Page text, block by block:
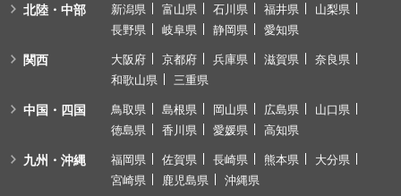
北陸・中部 新潟県 富山県 石川県 福井県
山梨県
長野県
岐阜県 静岡県 愛知県
関西 大阪府 京都府 兵庫県 滋賀県
奈良県
和歌山県
三重県
中国・四国 鳥取県 島根県 岡山県 広島県
山口県
徳島県
香川県 愛媛県 高知県
九州・沖縄 福岡県 佐賀県 長崎県 熊本県
大分県
宮崎県
鹿児島県 沖縄県